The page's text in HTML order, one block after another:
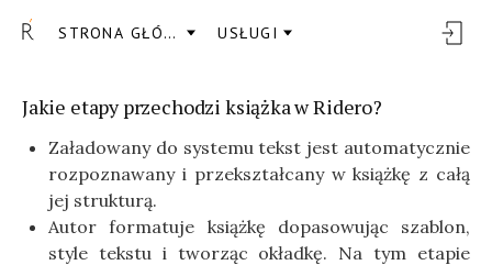
STRONA GŁÓWNA USŁUGI
Jakie etapy przechodzi książka w Ridero?
Załadowany do systemu tekst jest automatycznie
rozpoznawany i przekształcany w książkę z całą
jej strukturą.
Autor formatuje książkę dopasowując szablon,
style tekstu i tworząc okładkę. Na tym etapie